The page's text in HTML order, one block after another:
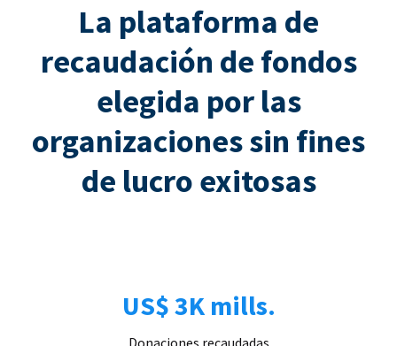
La plataforma de
recaudación de fondos
elegida por las
organizaciones sin fines
de lucro exitosas
US$ 3K mills.
Donaciones recaudadas